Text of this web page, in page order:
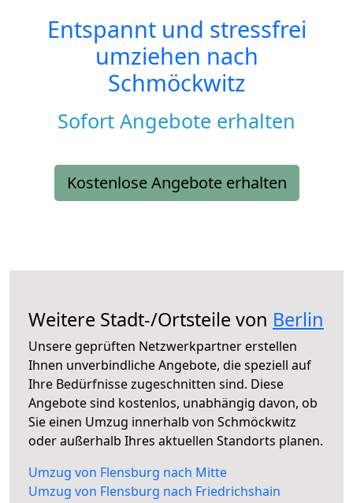
Entspannt und stressfrei
umziehen nach
Schmöckwitz
Sofort Angebote erhalten
Kostenlose Angebote erhalten
Weitere Stadt-/Ortsteile von Berlin
Unsere geprüften Netzwerkpartner erstellen
Ihnen unverbindliche Angebote, die speziell auf
Ihre Bedürfnisse zugeschnitten sind. Diese
Angebote sind kostenlos, unabhängig davon, ob
Sie einen Umzug innerhalb von Schmöckwitz
oder außerhalb Ihres aktuellen Standorts planen.
Umzug von Flensburg nach Mitte
Umzug von Flensburg nach Friedrichshain